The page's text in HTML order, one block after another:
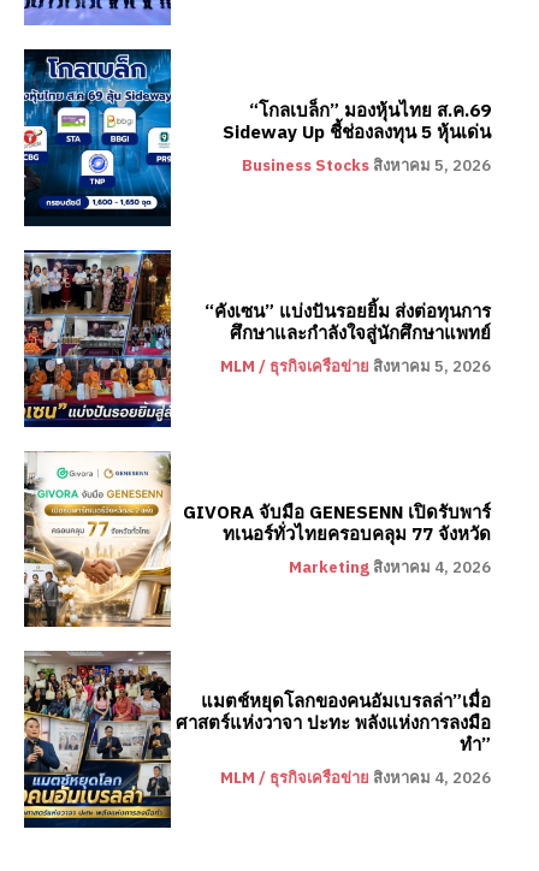
“โกลเบล็ก” มองหุ้นไทย ส.ค.69
Sideway Up ชี้ช่องลงทุน 5 หุ้นเด่น
Business Stocks สิงหาคม 5, 2026
“คังเซน” แบ่งปันรอยยิ้ม ส่งต่อทุนการ
ศึกษาและกำลังใจสู่นักศึกษาแพทย์
MLM / ธุรกิจเครือข่าย สิงหาคม 5, 2026
GIVORA จับมือ GENESENN เปิดรับพาร์
ทเนอร์ทั่วไทยครอบคลุม 77 จังหวัด
Marketing สิงหาคม 4, 2026
แมตช์หยุดโลกของคนอัมเบรลล่า”เมื่อ
ศาสตร์แห่งวาจา ปะทะ พลังแห่งการลงมือ
ทำ”
MLM / ธุรกิจเครือข่าย สิงหาคม 4, 2026